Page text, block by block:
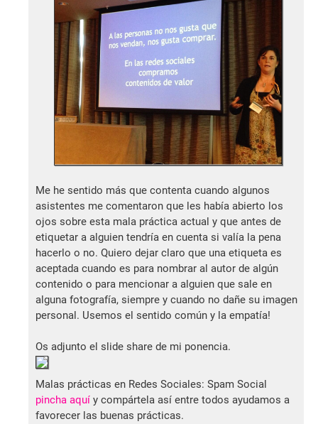
Me he sentido más que contenta cuando algunos
asistentes me comentaron que les había abierto los
ojos sobre esta mala práctica actual y que antes de
etiquetar a alguien tendría en cuenta si valía la pena
hacerlo o no. Quiero dejar claro que una etiqueta es
aceptada cuando es para nombrar al autor de algún
contenido o para mencionar a alguien que sale en
alguna fotografía, siempre y cuando no dañe su imagen
personal. Usemos el sentido común y la empatía!
Os adjunto el slide share de mi ponencia.
Malas prácticas en Redes Sociales: Spam Social
pincha aquí y compártela así entre todos ayudamos a
favorecer las buenas prácticas.